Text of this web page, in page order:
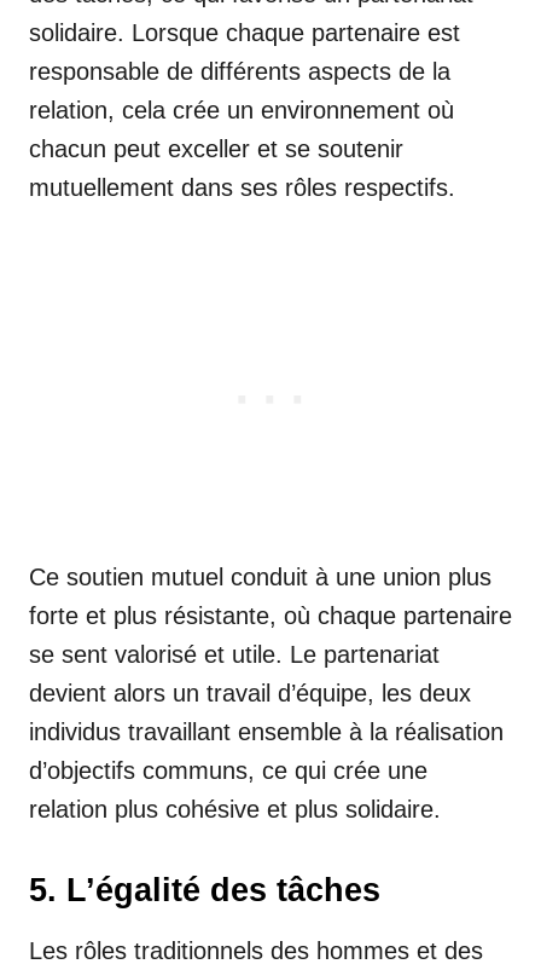
solidaire. Lorsque chaque partenaire est
responsable de différents aspects de la
relation, cela crée un environnement où
chacun peut exceller et se soutenir
mutuellement dans ses rôles respectifs.
Ce soutien mutuel conduit à une union plus
forte et plus résistante, où chaque partenaire
se sent valorisé et utile. Le partenariat
devient alors un travail d’équipe, les deux
individus travaillant ensemble à la réalisation
d’objectifs communs, ce qui crée une
relation plus cohésive et plus solidaire.
5. L’égalité des tâches
Les rôles traditionnels des hommes et des